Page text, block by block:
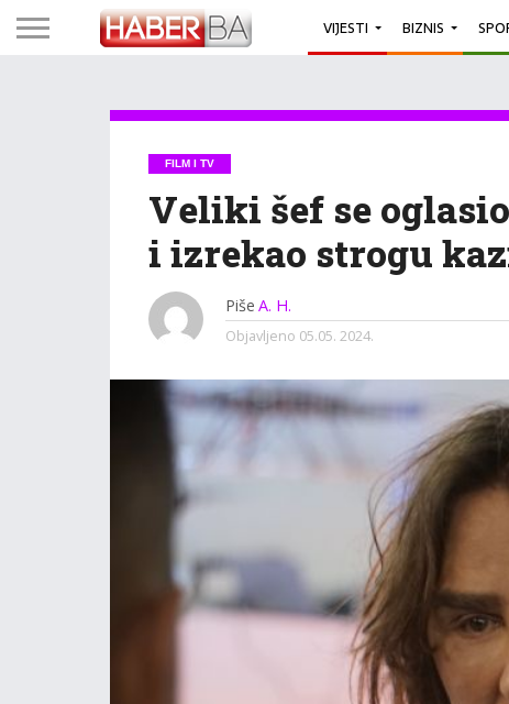
VIJESTI BIZNIS
FILM I TV
Veliki šef se
i izrekao strogu
Piše A. H.
Objavljeno 05.05. 2024.